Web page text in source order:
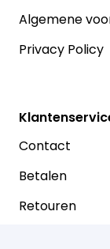
Algemene
Privacy Policy
Contact
Betalen
Retouren